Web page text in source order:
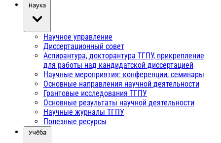
Наука
Научное управление
Диссертационный совет
Аспирантура, докторантура ТГПУ, прикрепление
для работы над кандидатской диссертацией
Научные мероприятия: конференции, семинары
Основные направления научной деятельности
Грантовые исследования ТГПУ
Основные результаты научной деятельности
Научные журналы ТГПУ
Полезные ресурсы
Учёба